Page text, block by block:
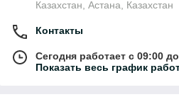
Казахстан, Астана, Казахстан
Контакты
Сегодня работает с 09:00
Показать весь график